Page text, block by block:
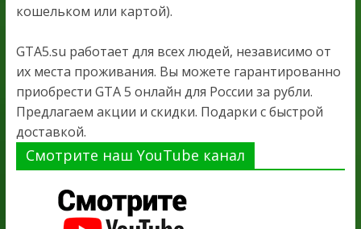
кошельком или картой).
GTA5.su работает для всех людей, независимо от
их места проживания. Вы можете гарантированно
приобрести GTA 5 онлайн для России за рубли.
Предлагаем акции и скидки. Подарки с быстрой
доставкой.
Смотрите наш YouTube канал